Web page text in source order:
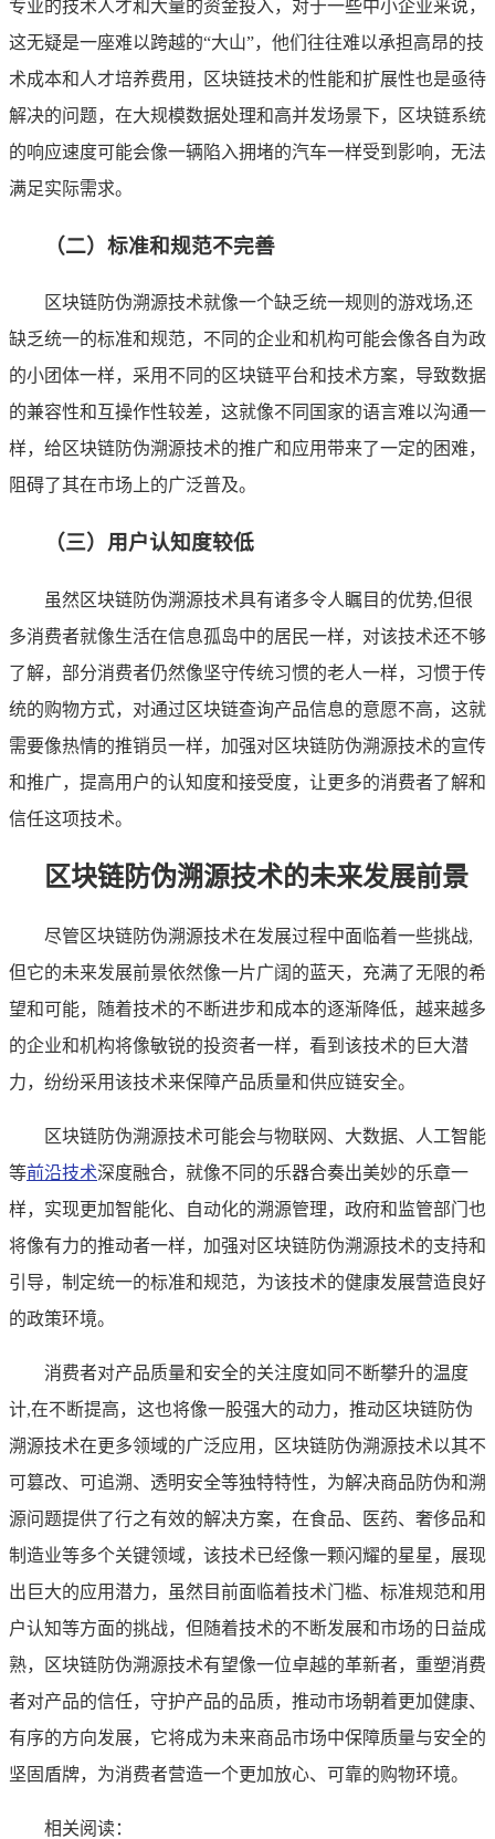
专业的技术人才和大量的资金投入，对于一些中小企业来说，
这无疑是一座难以跨越的“大山”，他们往往难以承担高昂的技
术成本和人才培养费用，区块链技术的性能和扩展性也是亟待
解决的问题，在大规模数据处理和高并发场景下，区块链系统
的响应速度可能会像一辆陷入拥堵的汽车一样受到影响，无法
满足实际需求。
（二）标准和规范不完善
区块链防伪溯源技术就像一个缺乏统一规则的游戏场,还
缺乏统一的标准和规范，不同的企业和机构可能会像各自为政
的小团体一样，采用不同的区块链平台和技术方案，导致数据
的兼容性和互操作性较差，这就像不同国家的语言难以沟通一
样，给区块链防伪溯源技术的推广和应用带来了一定的困难，
阻碍了其在市场上的广泛普及。
（三）用户认知度较低
虽然区块链防伪溯源技术具有诸多令人瞩目的优势,但很
多消费者就像生活在信息孤岛中的居民一样，对该技术还不够
了解，部分消费者仍然像坚守传统习惯的老人一样，习惯于传
统的购物方式，对通过区块链查询产品信息的意愿不高，这就
需要像热情的推销员一样，加强对区块链防伪溯源技术的宣传
和推广，提高用户的认知度和接受度，让更多的消费者了解和
信任这项技术。
区块链防伪溯源技术的未来发展前景
尽管区块链防伪溯源技术在发展过程中面临着一些挑战,
但它的未来发展前景依然像一片广阔的蓝天，充满了无限的希
望和可能，随着技术的不断进步和成本的逐渐降低，越来越多
的企业和机构将像敏锐的投资者一样，看到该技术的巨大潜
力，纷纷采用该技术来保障产品质量和供应链安全。
区块链防伪溯源技术可能会与物联网、大数据、人工智能
等前沿技术深度融合，就像不同的乐器合奏出美妙的乐章一
样，实现更加智能化、自动化的溯源管理，政府和监管部门也
将像有力的推动者一样，加强对区块链防伪溯源技术的支持和
引导，制定统一的标准和规范，为该技术的健康发展营造良好
的政策环境。
消费者对产品质量和安全的关注度如同不断攀升的温度
计,在不断提高，这也将像一股强大的动力，推动区块链防伪
溯源技术在更多领域的广泛应用，区块链防伪溯源技术以其不
可篡改、可追溯、透明安全等独特特性，为解决商品防伪和溯
源问题提供了行之有效的解决方案，在食品、医药、奢侈品和
制造业等多个关键领域，该技术已经像一颗闪耀的星星，展现
出巨大的应用潜力，虽然目前面临着技术门槛、标准规范和用
户认知等方面的挑战，但随着技术的不断发展和市场的日益成
熟，区块链防伪溯源技术有望像一位卓越的革新者，重塑消费
者对产品的信任，守护产品的品质，推动市场朝着更加健康、
有序的方向发展，它将成为未来商品市场中保障质量与安全的
坚固盾牌，为消费者营造一个更加放心、可靠的购物环境。
相关阅读：